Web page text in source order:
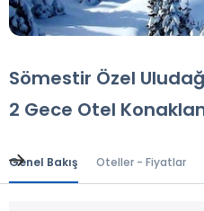
Sömestir Özel
2 Gece Otel
Genel Bakış Oteller - Fiyatlar